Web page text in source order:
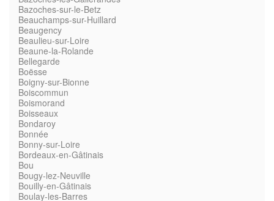
Bazoches-sur-le-Betz
Beauchamps-sur-Huillard
Beaugency
Beaulieu-sur-Loire
Beaune-la-Rolande
Bellegarde
Boësse
Boigny-sur-Bionne
Boiscommun
Boismorand
Boisseaux
Bondaroy
Bonnée
Bonny-sur-Loire
Bordeaux-en-Gâtinais
Bou
Bougy-lez-Neuville
Bouilly-en-Gâtinais
Boulay-les-Barres